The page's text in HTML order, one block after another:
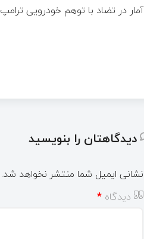
آمار در تضاد با توهم خودرویی ترامپ
دیدگاهتان را بنویسید
نشانی ایمیل شما منتشر نخواهد شد.
دیدگاه *